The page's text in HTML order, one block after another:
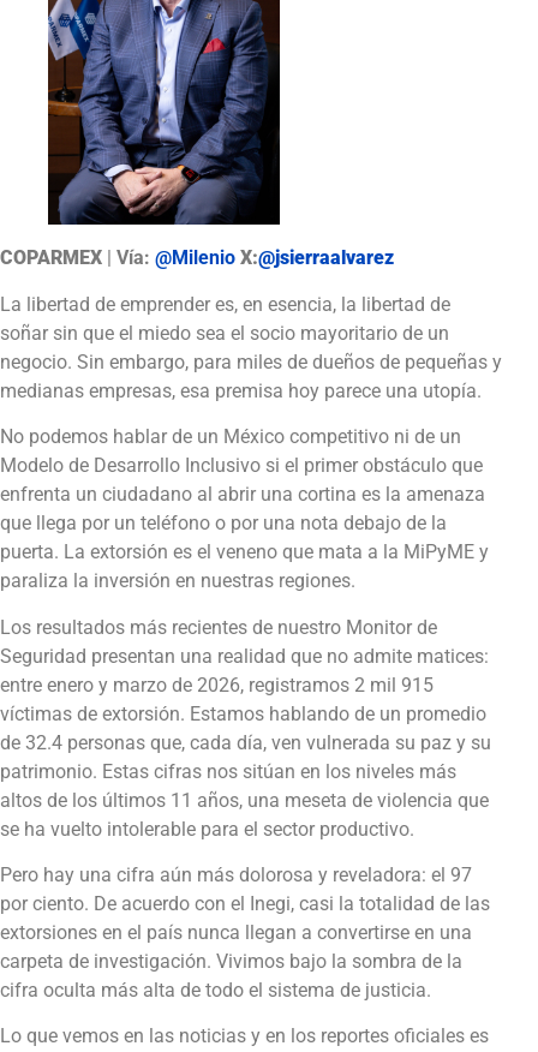
COPARMEX Vía: @Milenio X:@jsierraalvarez
La libertad de emprender es, en esencia, la libertad de
soñar sin que el miedo sea el socio mayoritario de un
negocio. Sin embargo, para miles de dueños de pequeñas y
medianas empresas, esa premisa hoy parece una utopía.
No podemos hablar de un México competitivo ni de un
Modelo de Desarrollo Inclusivo si el primer obstáculo que
enfrenta un ciudadano al abrir una cortina es la amenaza
que llega por un teléfono o por una nota debajo de la
puerta. La extorsión es el veneno que mata a la MiPyME y
paraliza la inversión en nuestras regiones.
Los resultados más recientes de nuestro Monitor de
Seguridad presentan una realidad que no admite matices:
entre enero y marzo de 2026, registramos 2 mil 915
víctimas de extorsión. Estamos hablando de un promedio
de 32.4 personas que, cada día, ven vulnerada su paz y su
patrimonio. Estas cifras nos sitúan en los niveles más
altos de los últimos 11 años, una meseta de violencia que
se ha vuelto intolerable para el sector productivo.
Pero hay una cifra aún más dolorosa y reveladora: el 97
por ciento. De acuerdo con el Inegi, casi la totalidad de las
extorsiones en el país nunca llegan a convertirse en una
carpeta de investigación. Vivimos bajo la sombra de la
cifra oculta más alta de todo el sistema de justicia.
Lo que vemos en las noticias y en los reportes oficiales es